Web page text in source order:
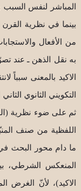
المباشر لنفس السبب
بينما في نظرية
من الأفعال
به نقل الذهن ـ عند
الاكيد بالمعنى سبباً
التكويني الثانوي
ثم على ضوء نظرية
اللفظية من صنف
ما دام محور البحث
المنعكس الشرطي،
الاكيد)، لأنّ الغرض